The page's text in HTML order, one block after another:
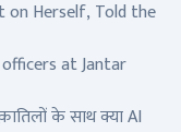
Herself, Told the
at Jantar
के साथ क्या AI